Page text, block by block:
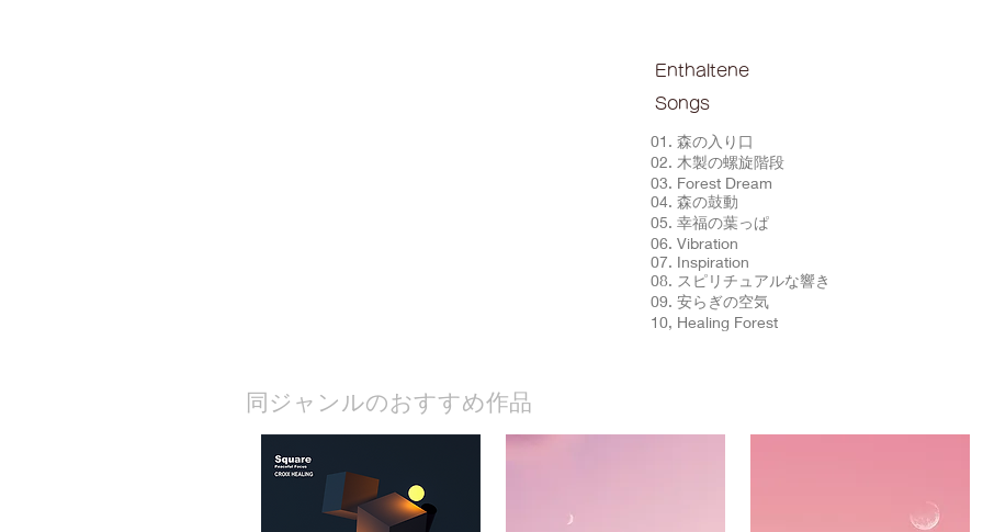
Enthaltene
Songs
01. 森の入り口
02. 木製の螺旋階段
03. Forest Dream
04. 森の鼓動
05. 幸福の葉っぱ
06. Vibration
07. Inspiration
08. スピリチュアルな響き
09. 安らぎの空気
10, Healing Forest
​同ジャンルのおすすめ作品